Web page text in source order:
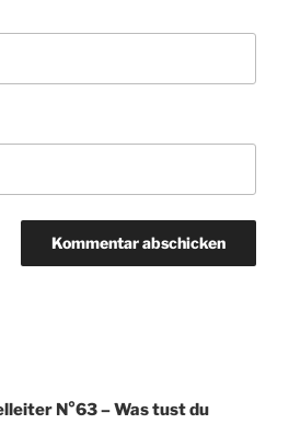
N°63 – Was tust du